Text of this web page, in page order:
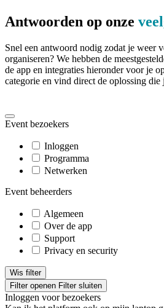
Antwoorden op onze
Snel een antwoord nodig zodat je weer
organiseren? We hebben de
de app en integraties hieronder voor je
categorie en vind direct de oplossing die
Event bezoekers
Inloggen
Programma
Netwerken
Event beheerders
Algemeen
Over de app
Support
Privacy en security
Wis filter
Filter openen Filter sluiten
Inloggen voor bezoekers